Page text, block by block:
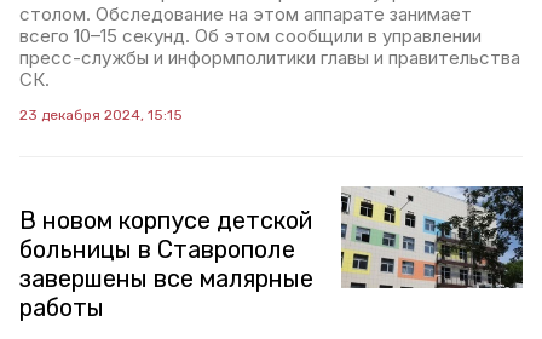
столом. Обследование на этом аппарате занимает
всего 10–15 секунд. Об этом сообщили в управлении
пресс-службы и информполитики главы и правительства
СК.
23 декабря 2024, 15:15
В новом корпусе детской
больницы в Ставрополе
завершены все малярные
работы